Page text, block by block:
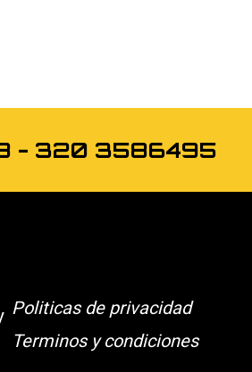
- 320 3586495
Politicas de privacidad
Terminos y condiciones